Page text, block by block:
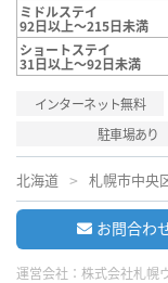
ミドルステイ
92日以上～215日未満
ショートステイ
31日以上～92日未満
インターネット無料
駐車場あり
北海道 札幌市中央
お問合わ
運営会社： 株式会社札幌